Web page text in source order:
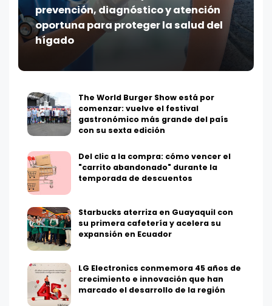
prevención, diagnóstico y atención
oportuna para proteger la salud del
hígado
The World Burger Show está por
comenzar: vuelve el festival
gastronómico más grande del país
con su sexta edición
Del clic a la compra: cómo vencer el
"carrito abandonado" durante la
temporada de descuentos
Starbucks aterriza en Guayaquil con
su primera cafetería y acelera su
expansión en Ecuador
LG Electronics conmemora 45 años de
crecimiento e innovación que han
marcado el desarrollo de la región